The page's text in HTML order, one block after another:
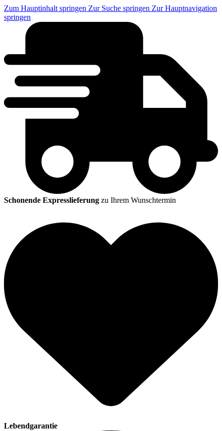
Zum Hauptinhalt springen Zur Suche springen Zur Hauptnavigation
springen
Schonende Expresslieferung zu Ihrem Wunschtermin
Lebendgarantie